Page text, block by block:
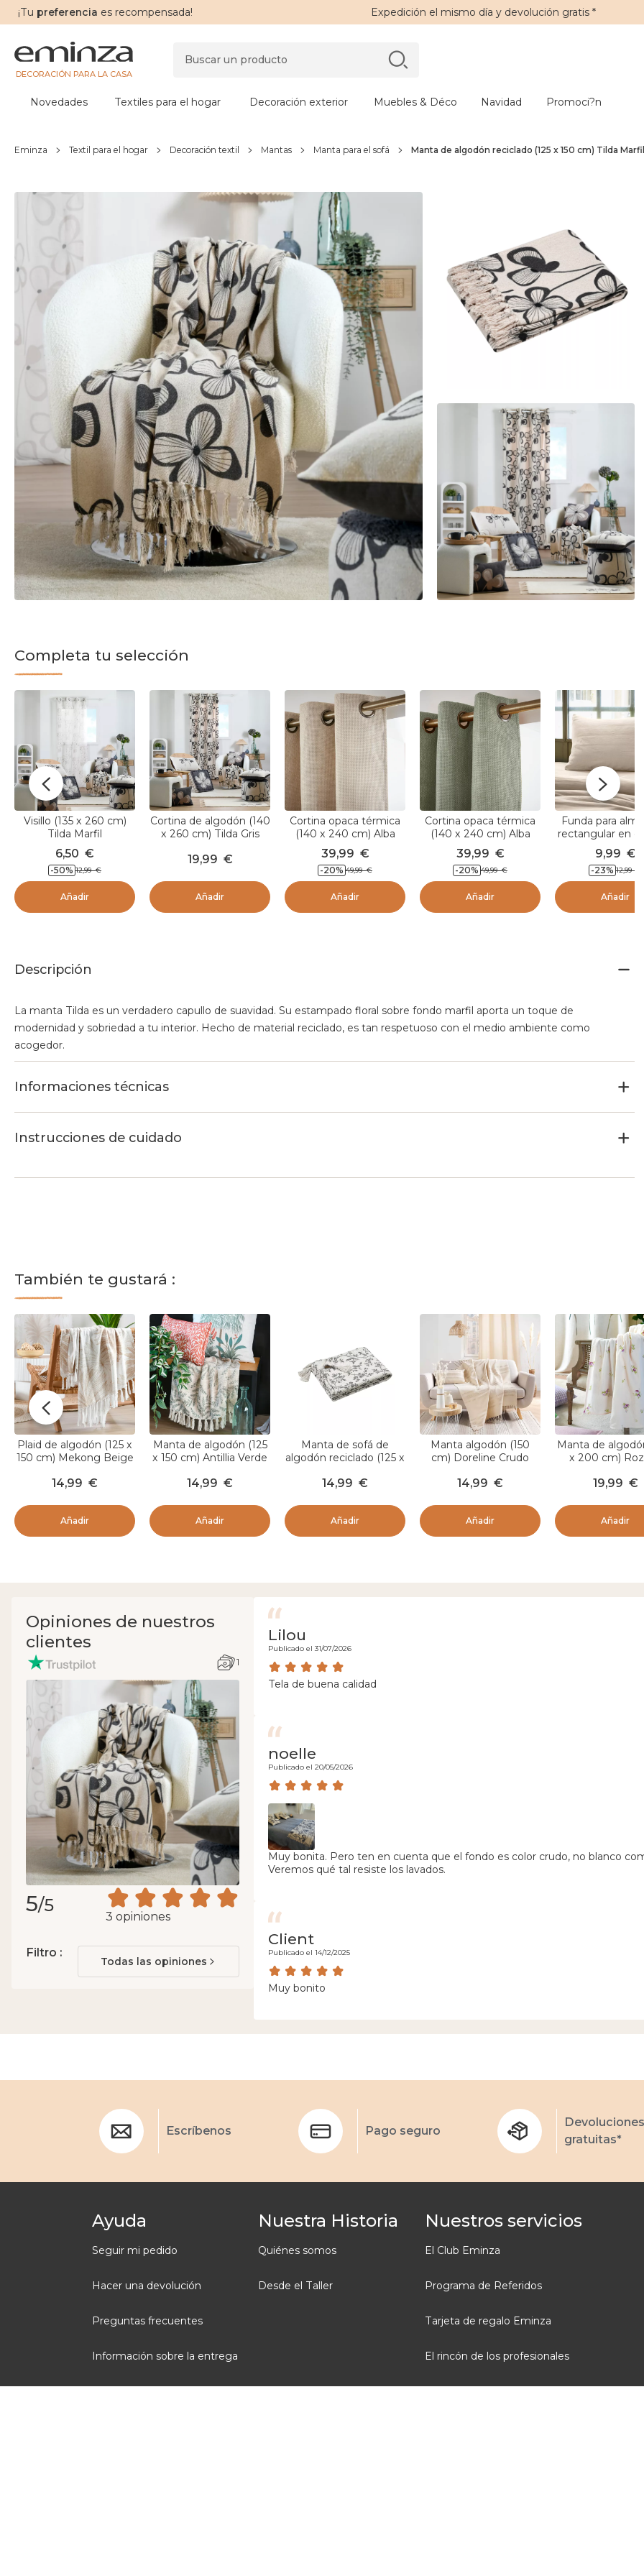
¡Tu preferencia es recompensada! Expedición el mismo día y devolución gratis*
DECORACIÓN PARA LA CASA
Novedades Textiles para el hogar Decoración exterior Muebles & Déco Navidad Promoci?n
Eminza Textil para el hogar Decoración textil Mantas Manta para el sofá Manta de algodón reciclado (125 x 150 cm) Tilda Marfil
Completa tu selección
Visillo (135 x 260 cm)
Tilda Marfil
6,50 €
-50% 12,99 €
Añadir
Cortina de algodón (140
x 260 cm) Tilda Gris
19,99 €
Añadir
Cortina opaca térmica
(140 x 240 cm) Alba
Beige gris
39,99 €
-20% 49,99 €
Añadir
Cortina opaca térmica
(140 x 240 cm) Alba
Verde romero
39,99 €
-20% 49,99 €
Añadir
Funda para
rectangular en en
de algodón (L70
Gaïa Beige
9,99 €
-23% 12,99
Añadir
Descripción
La manta Tilda es un verdadero capullo de suavidad. Su estampado floral sobre fondo marfil aporta un toque de
modernidad y sobriedad a tu interior. Hecho de material reciclado, es tan respetuoso con el medio ambiente como
acogedor.
Informaciones técnicas
Instrucciones de cuidado
También te gustará :
Plaid de algodón (125 x
150 cm) Mekong Beige
14,99 €
Añadir
Manta de algodón (125
x 150 cm) Antillia Verde
14,99 €
Añadir
Manta de sofá de
algodón reciclado (125 x
14,99 €
Añadir
Manta algodón (150
cm) Doreline Crudo
14,99 €
Añadir
Manta de
x 200 cm)
19,99 €
Añadir
Opiniones de nuestros
clientes
1
5/5
3 opiniones
Filtro :
Todas las opiniones
Lilou
Publicado el 31/07/2026
Tela de buena calidad
noelle
Publicado el 20/05/2026
Muy bonita. Pero ten en cuenta que el fondo es color crudo, no blanco
Veremos qué tal resiste los lavados.
Client
Publicado el 14/12/2025
Muy bonito
Escríbenos Pago seguro
Devoluciones
gratuitas*
Ayuda
Seguir mi pedido
Hacer una devolución
Preguntas frecuentes
Información sobre la entrega
Nuestra Historia
Quiénes somos
Desde el Taller
Nuestros servicios
El Club Eminza
Programa de Referidos
Tarjeta de regalo Eminza
El rincón de los profesionales